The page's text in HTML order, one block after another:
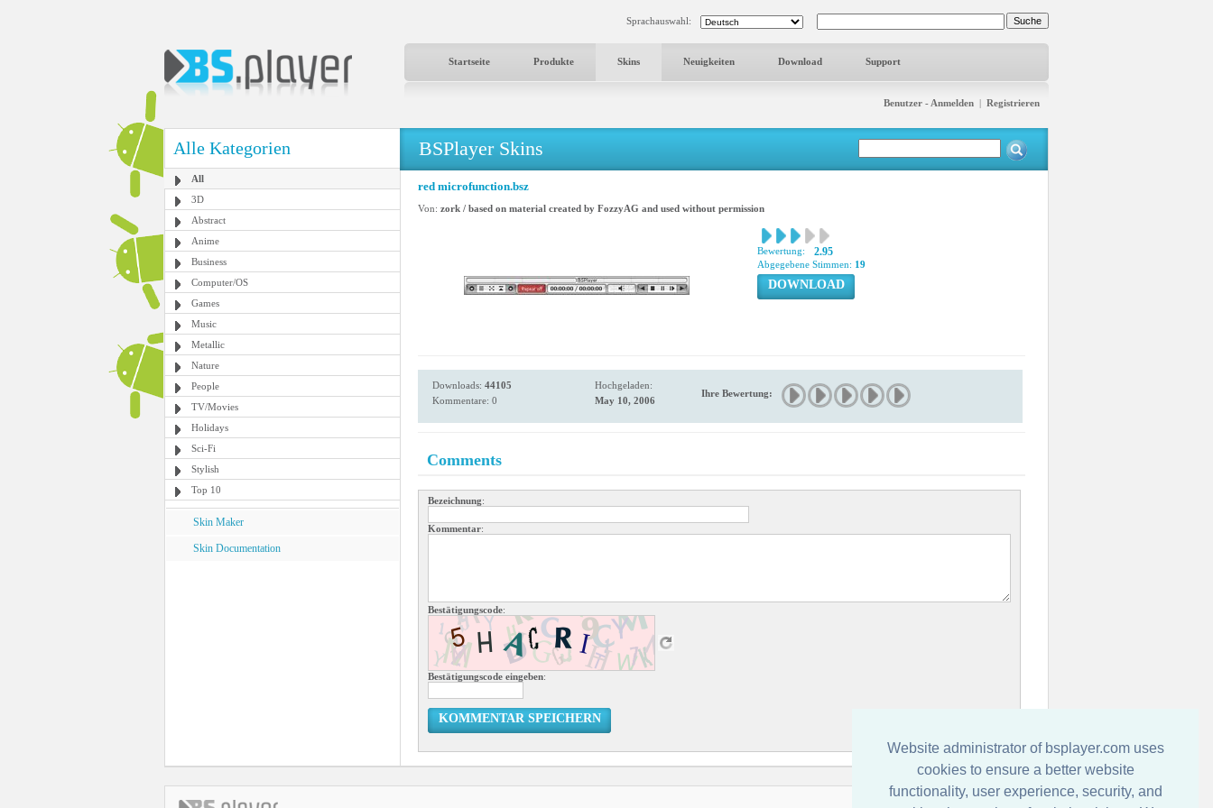
Website administrator of bsplayer.com uses
cookies to ensure a better website
functionality, user experience, security, and
Sprachauswahl:
Startseite Produkte Skins Neuigkeiten Download Support
Benutzer - Anmelden | Registrieren
Alle Kategorien
All
3D
Abstract
Anime
Business
Computer/OS
Games
Music
Metallic
Nature
People
TV/Movies
Holidays
Sci-Fi
Stylish
Top 10
Skin Maker
Skin Documentation
BSPlayer Skins
red microfunction.bsz
Von: zork / based on material created by FozzyAG and used without permission
Bewertung: 2.95
Abgegebene Stimmen: 19
DOWNLOAD
Downloads: 44105
Kommentare: 0
Hochgeladen:
May 10, 2006
Ihre Bewertung:
Comments
Bezeichnung:
Kommentar:
Bestätigungscode:
Bestätigungscode eingeben:
KOMMENTAR SPEICHERN